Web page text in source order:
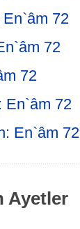
72
72
72
En`âm 72
En`âm 72
Ayetler